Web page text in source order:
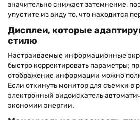
значительно снижает затемнение,
упустите из виду то, что находится
Дисплеи, которые
стилю
Настраиваемые информационные
быстро корректировать параметры;
отображение информации можно
Если откинуть монитор для съемки в
электронный видоискатель
экономии энергии.